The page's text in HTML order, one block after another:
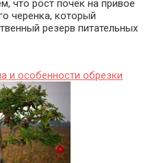
что рост почек на привое
черенка, который
резерв питательных
и особенности обрезки